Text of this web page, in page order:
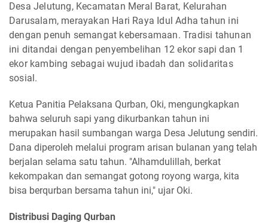
Desa Jelutung, Kecamatan Meral Barat, Kelurahan
Darusalam, merayakan Hari Raya Idul Adha tahun ini
dengan penuh semangat kebersamaan. Tradisi tahunan
ini ditandai dengan penyembelihan 12 ekor sapi dan 1
ekor kambing sebagai wujud ibadah dan solidaritas
sosial.
Ketua Panitia Pelaksana Qurban, Oki, mengungkapkan
bahwa seluruh sapi yang dikurbankan tahun ini
merupakan hasil sumbangan warga Desa Jelutung sendiri.
Dana diperoleh melalui program arisan bulanan yang telah
berjalan selama satu tahun. "Alhamdulillah, berkat
kekompakan dan semangat gotong royong warga, kita
bisa berqurban bersama tahun ini," ujar Oki.
Distribusi Daging Qurban